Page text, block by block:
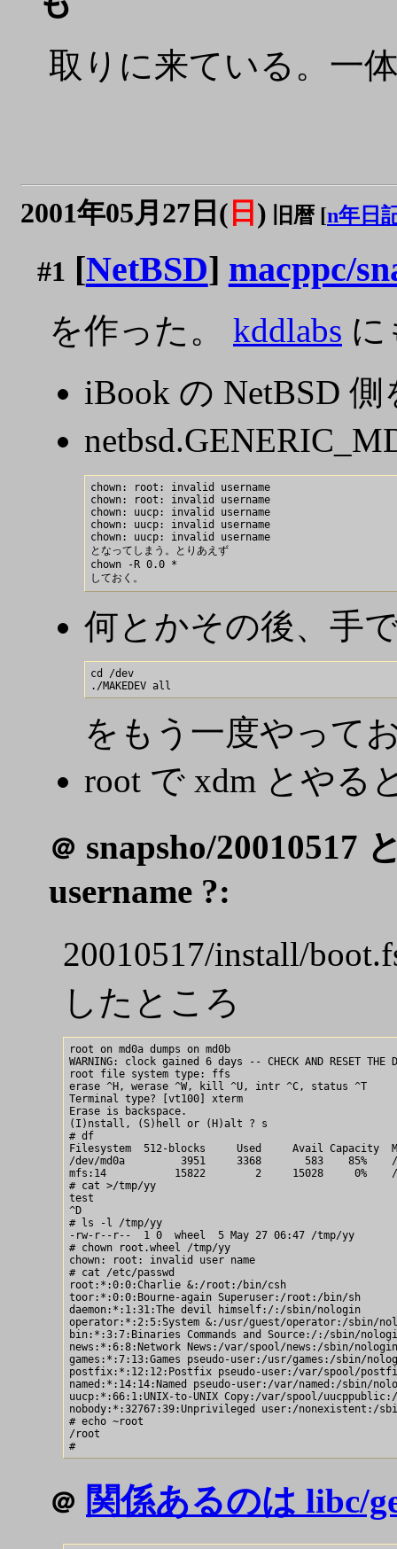
取りに来ている。一
2001年05月27日( 日 ) 旧暦 [n年日
#1 [NetBSD] macppc/
を作った。 kddlabs に
iBook の NetBSD
chown: root: invalid username
chown: root: invalid username
chown: uucp: invalid username
chown: uucp: invalid username
chown: uucp: invalid username
となってしまう。とりあえず
chown -R 0.0 *
何とかその後、手
cd /dev
をもう一度やって
root で xdm とやる
＠ snapsho/20010517
username ?:
20010517/install/
したところ
root on md0a dumps on md0b
WARNING: clock gained 6 days -- CHECK AND RESET THE
root file system type: ffs
erase ^H, werase ^W, kill ^U, intr ^C, status ^T
Terminal type? [vt100] xterm
Erase is backspace.
(I)nstall, (S)hell or (H)alt ? s
# df
Filesystem  512-blocks     Used     Avail Capacity
/dev/md0a         3951     3368       583    85%    /
mfs:14           15822        2     15028     0%    /
# cat >/tmp/yy
test
^D
# ls -l /tmp/yy
-rw-r--r--  1 0  wheel  5 May 27 06:47 /tmp/yy
# chown root.wheel /tmp/yy
chown: root: invalid user name
# cat /etc/passwd
root:*:0:0:Charlie &:/root:/bin/csh
toor:*:0:0:Bourne-again Superuser:/root:/bin/sh
daemon:*:1:31:The devil himself:/:/sbin/nologin
operator:*:2:5:System &:/usr/guest/operator:/sbin/
bin:*:3:7:Binaries Commands and Source:/:/sbin/
news:*:6:8:Network News:/var/spool/news:/sbin/nologin
games:*:7:13:Games pseudo-user:/usr/games:/sbin/
postfix:*:12:12:Postfix pseudo-user:/var/spool/
named:*:14:14:Named pseudo-user:/var/named:/sbin/
uucp:*:66:1:UNIX-to-UNIX Copy:/var/spool/
nobody:*:32767:39:Unprivileged user:/nonexistent:/
# echo ~root
/root
＠ 関係あるのは libc/